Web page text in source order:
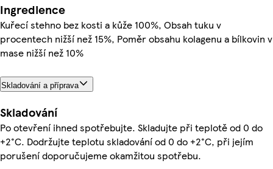
Ingredience
Kuřecí stehno bez kosti a kůže 100%, Obsah tuku v
procentech nižší než 15%, Poměr obsahu kolagenu a bílkovin v
mase nižší než 10%
Skladování a příprava
Skladování
Po otevření ihned spotřebujte. Skladujte při teplotě od 0 do
+2°C. Dodržujte teplotu skladování od 0 do +2°C, při jejím
porušení doporučujeme okamžitou spotřebu.